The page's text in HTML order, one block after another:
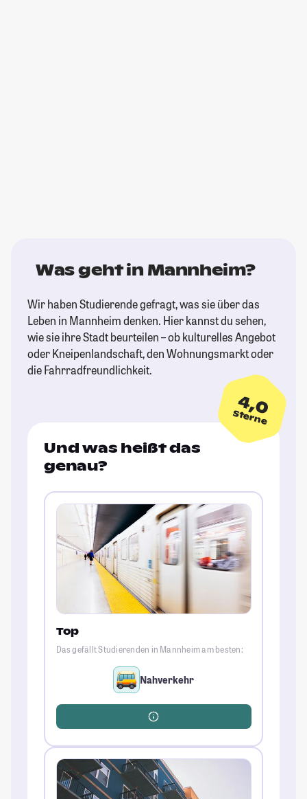
Was geht in Mannheim?
Wir haben Studierende gefragt, was sie über das
Leben in Mannheim denken. Hier kannst du sehen,
wie sie ihre Stadt beurteilen – ob kulturelles Angebot
oder Kneipenlandschaft, den Wohnungsmarkt oder
die Fahrradfreundlichkeit.
4,0
Sterne
Und was heißt das
genau?
Top
Das gefällt Studierenden in Mannheim am besten:
Nahverkehr